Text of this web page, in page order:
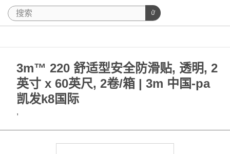
3m™ 220 舒适型安全防滑贴, 透明, 2
英寸 x 60英尺, 2卷/箱 | 3m 中国-pa
凯发k8国际
,